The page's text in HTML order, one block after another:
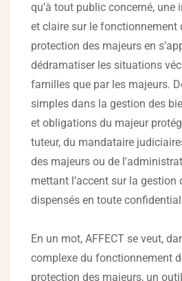
qu’à tout public concerné,
et claire sur le fonctionnement
protection des majeurs en
dédramatiser les situations
familles que par les majeurs.
simples dans la gestion des
et obligations du majeur
tuteur, du mandataire
des majeurs ou de
mettant l’accent sur la gestion
dispensés en toute
En un mot, AFFECT se veut,
complexe du fonctionnement
protection des majeurs, un